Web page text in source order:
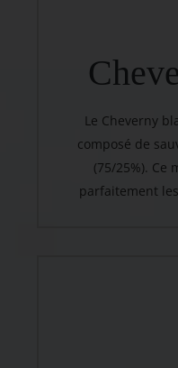
Le Cheverny
composé de
(75/25%). Ce
parfaitement